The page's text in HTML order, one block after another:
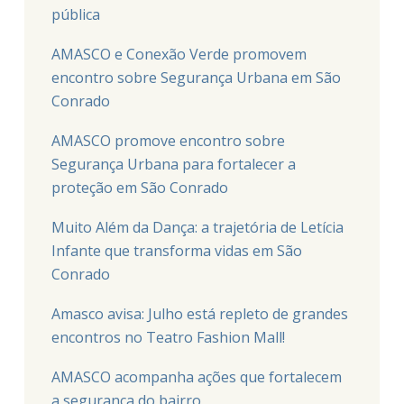
pública
AMASCO e Conexão Verde promovem
encontro sobre Segurança Urbana em São
Conrado
AMASCO promove encontro sobre
Segurança Urbana para fortalecer a
proteção em São Conrado
Muito Além da Dança: a trajetória de Letícia
Infante que transforma vidas em São
Conrado
Amasco avisa: Julho está repleto de grandes
encontros no Teatro Fashion Mall!
AMASCO acompanha ações que fortalecem